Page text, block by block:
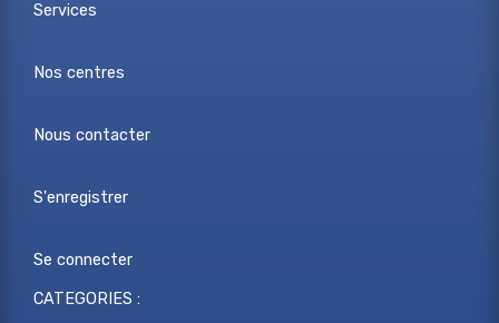
Services
Nos centres
Nous contacter
S'enregistrer
Se connecter
CATEGORIES :